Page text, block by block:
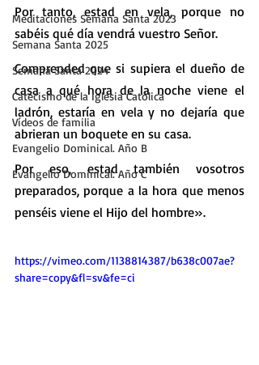
Meditaciones Semana Santa 2023
Semana Santa 2025
Semana Santa 2024
Catecismo de la Iglesia Católica
Vídeos de familia
Evangelio Dominical. Año B
Evangelio Dominical. Año C
Por tanto, estad en vela, porque no
sabéis qué día vendrá vuestro Señor.
Comprended que si supiera el dueño de
casa a qué hora de la noche viene el
ladrón, estaría en vela y no dejaría que
abrieran un boquete en su casa.
Por eso, estad también vosotros
preparados, porque a la hora que menos
penséis viene el Hijo del hombre».
https://vimeo.com/1138814387/b638c007ae?
share=copy&fl=sv&fe=ci